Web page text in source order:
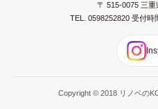
〒 515-0075 三
TEL. 0598252820 受付時
Copyright © 2018 リノベの